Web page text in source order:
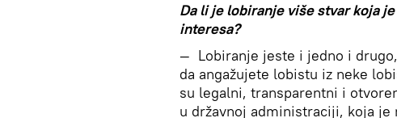
Da li je lobiranje više stvar koja
interesa?
— Lobiranje jeste i jedno i
da angažujete lobistu iz neke
su legalni, transparentni i
u državnoj administraciji, koja je